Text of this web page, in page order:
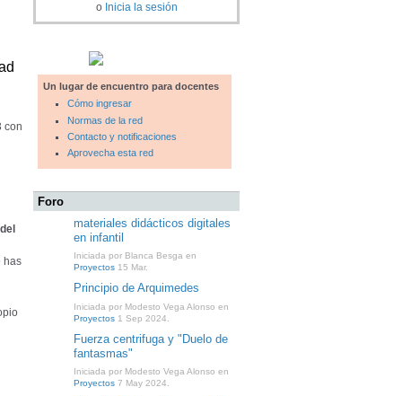
con
has
o Inicia la sesión
Un lugar de encuentro para docentes
Cómo ingresar
Normas de la red
Contacto y notificaciones
Aprovecha esta red
Foro
materiales didácticos digitales
en infantil
Iniciada por Blanca Besga en
Proyectos 15 Mar.
Principio de Arquimedes
Iniciada por Modesto Vega Alonso en
Proyectos 1 Sep 2024.
Fuerza centrifuga y "Duelo de
fantasmas"
Iniciada por Modesto Vega Alonso en
Proyectos 7 May 2024.